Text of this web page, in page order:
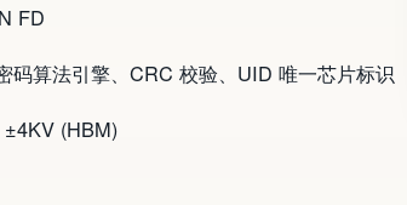
FD
算法引擎、CRC 校验、UID 唯一芯片标识
(HBM)